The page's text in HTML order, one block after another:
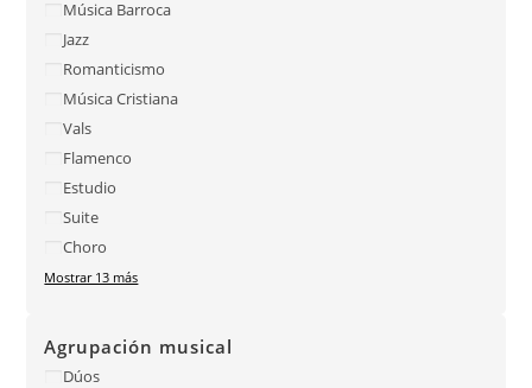
Música Barroca
Jazz
Romanticismo
Música Cristiana
Vals
Flamenco
Estudio
Suite
Choro
Mostrar 13 más
Agrupación musical
Dúos